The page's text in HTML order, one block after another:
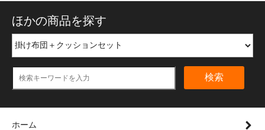
ほかの商品を探す
検索
ホーム